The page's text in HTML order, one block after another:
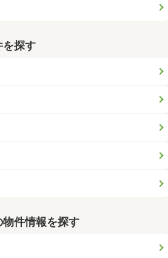
を探す
物件情報を探す